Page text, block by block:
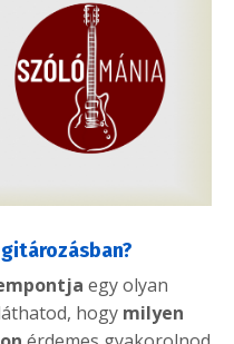
egy olyan
hogy milyen